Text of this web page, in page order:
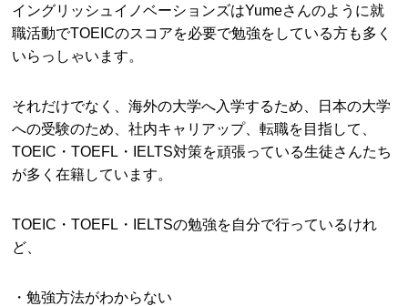
イングリッシュイノベーションズはYumeさんのように就
職活動でTOEICのスコアを必要で勉強をしている方も多く
いらっしゃいます。
それだけでなく、海外の大学へ入学するため、日本の大学
への受験のため、社内キャリアップ、転職を目指して、
TOEIC・TOEFL・IELTS対策を頑張っている生徒さんたち
が多く在籍しています。
TOEIC・TOEFL・IELTSの勉強を自分で行っているけれ
ど、
・勉強方法がわからない